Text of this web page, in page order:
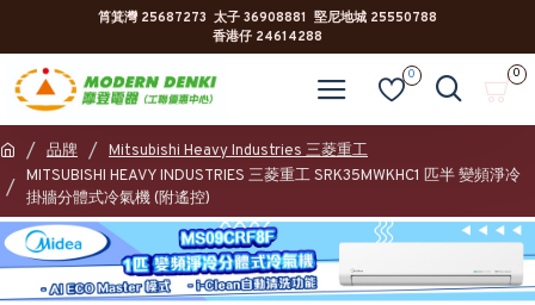
筲箕灣 25687273 太子 36908881 堅尼地城 25550788
香港仔 24614288
0 0
品牌
Mitsubishi Heavy Industries 三菱重工
MITSUBISHI HEAVY INDUSTRIES 三菱重工 SRK35MWKHC1 匹半 變頻淨冷
掛牆分體式冷氣機 (附遙控)